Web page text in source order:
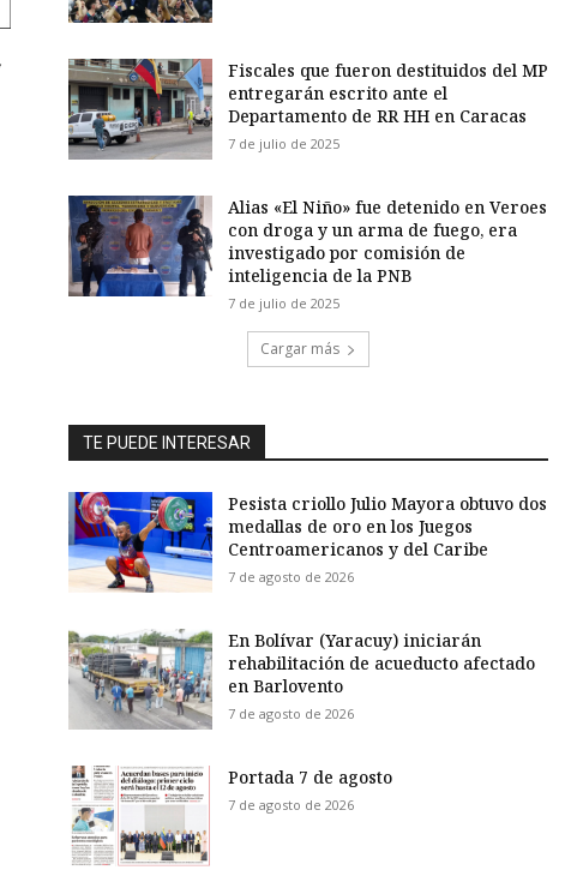
Fiscales que fueron destituidos del MP
entregarán escrito ante el
Departamento de RR HH en Caracas
7 de julio de 2025
Alias «El Niño» fue detenido en Veroes
con droga y un arma de fuego, era
investigado por comisión de
inteligencia de la PNB
7 de julio de 2025
Cargar más
TE PUEDE INTERESAR
Pesista criollo Julio Mayora obtuvo dos
medallas de oro en los Juegos
Centroamericanos y del Caribe
7 de agosto de 2026
En Bolívar (Yaracuy) iniciarán
rehabilitación de acueducto afectado
en Barlovento
7 de agosto de 2026
Portada 7 de agosto
7 de agosto de 2026